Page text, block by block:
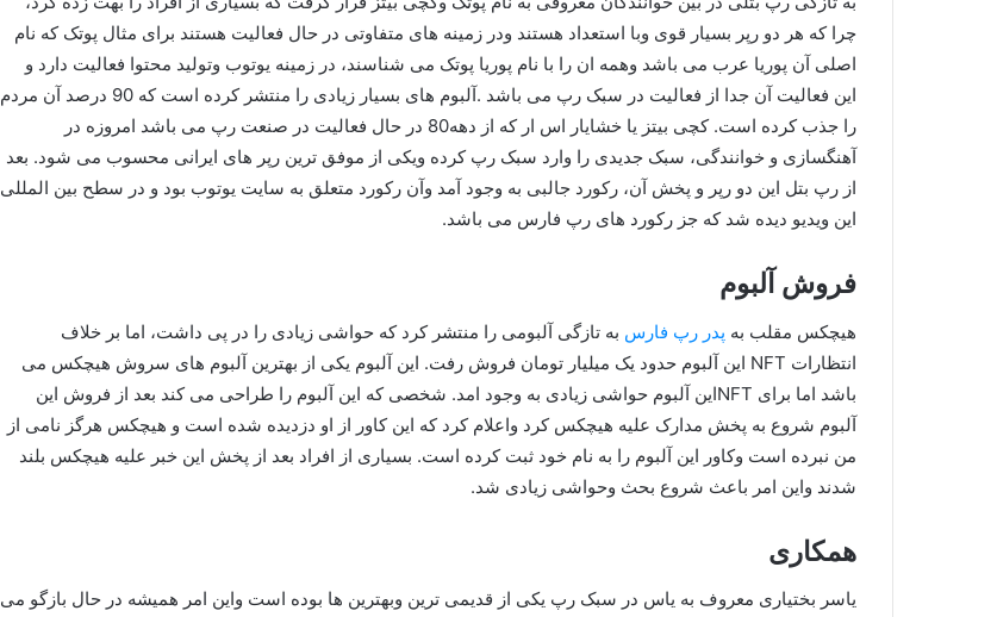
چرا که هر دو رپر بسیار قوی وبا استعداد هستند ودر زمینه های متفاوتی در حال فعالیت هستند برای مثال پوتک که نام
اصلی آن پوریا عرب می باشد وهمه ان را با نام پوریا پوتک می شناسند، در زمینه یوتوب وتولید محتوا فعالیت دارد و
این فعالیت آن جدا از فعالیت در سبک رپ می باشد .آلبوم های بسیار زیادی را منتشر کرده است که 90 درصد آن مردم
را جذب کرده است. کچی بیتز یا خشایار اس ار که از دهه80 در حال فعالیت در صنعت رپ می باشد امروزه در
آهنگسازی و خوانندگی، سبک جدیدی را وارد سبک رپ کرده ویکی از موفق ترین رپر های ایرانی محسوب می شود. بعد
از رپ بتل این دو رپر و پخش آن، رکورد جالبی به وجود آمد وآن رکورد متعلق به سایت یوتوب بود و در سطح بین المللی
این ویدیو دیده شد که جز رکورد های رپ فارس می باشد.
فروش آلبوم
هیچکس مقلب به پدر رپ فارس به تازگی آلبومی را منتشر کرد که حواشی زیادی را در پی داشت، اما بر خلاف
انتظارات NFT این آلبوم حدود یک میلیار تومان فروش رفت. این آلبوم یکی از بهترین آلبوم های سروش هیچکس می
باشد اما برای NFTاین آلبوم حواشی زیادی به وجود امد. شخصی که این آلبوم را طراحی می کند بعد از فروش این
آلبوم شروع به پخش مدارک علیه هیچکس کرد واعلام کرد که این کاور از او دزدیده شده است و هیچکس هرگز نامی از
من نبرده است وکاور این آلبوم را به نام خود ثبت کرده است. بسیاری از افراد بعد از پخش این خبر علیه هیچکس بلند
شدند واین امر باعث شروع بحث وحواشی زیادی شد.
همکاری
یاسر بختیاری معروف به یاس در سبک رپ یکی از قدیمی ترین وبهترین ها بوده است واین امر همیشه در حال بازگو می